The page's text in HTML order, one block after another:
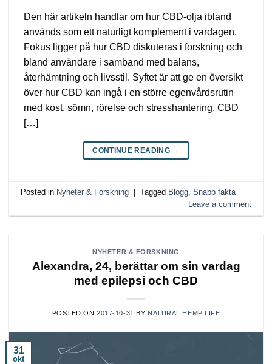
Den här artikeln handlar om hur CBD-olja ibland
används som ett naturligt komplement i vardagen.
Fokus ligger på hur CBD diskuteras i forskning och
bland användare i samband med balans,
återhämtning och livsstil. Syftet är att ge en översikt
över hur CBD kan ingå i en större egenvårdsrutin
med kost, sömn, rörelse och stresshantering. CBD
[…]
CONTINUE READING →
Posted in Nyheter & Forskning Tagged Blogg ,Snabb fakta
Leave a comment
NYHETER & FORSKNING
Alexandra, 24, berättar om sin vardag
med epilepsi och CBD
POSTED ON2017-10-31 BY NATURAL HEMP LIFE
31
okt